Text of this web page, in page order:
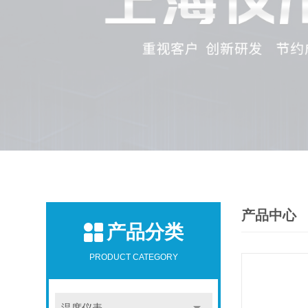
产品分类
PRODUCT CATEGORY
产品中心